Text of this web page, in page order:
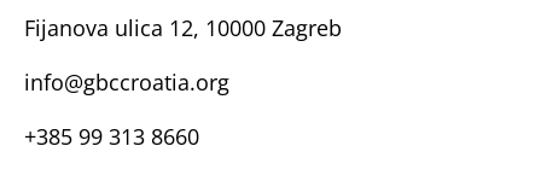
Fijanova ulica 12, 10000 Zagreb
info@gbccroatia.org
+385 99 313 8660